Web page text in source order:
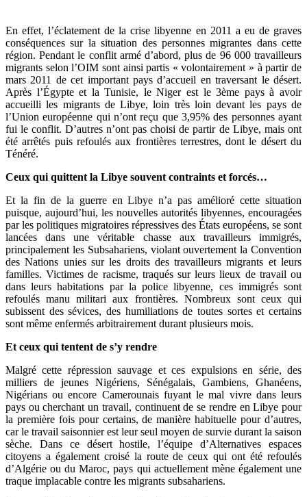
En effet, l’éclatement de la crise libyenne en 2011 a eu de graves
conséquences sur la situation des personnes migrantes dans cette
région. Pendant le conflit armé d’abord, plus de 96 000 travailleurs
migrants selon l’OIM sont ainsi partis « volontairement » à partir de
mars 2011 de cet important pays d’accueil en traversant le désert.
Après l’Égypte et la Tunisie, le Niger est le 3ème pays à avoir
accueilli les migrants de Libye, loin très loin devant les pays de
l’Union européenne qui n’ont reçu que 3,95% des personnes ayant
fui le conflit. D’autres n’ont pas choisi de partir de Libye, mais ont
été arrêtés puis refoulés aux frontières terrestres, dont le désert du
Ténéré.
Ceux qui quittent la Libye souvent contraints et forcés…
Et la fin de la guerre en Libye n’a pas amélioré cette situation
puisque, aujourd’hui, les nouvelles autorités libyennes, encouragées
par les politiques migratoires répressives des États européens, se sont
lancées dans une véritable chasse aux travailleurs immigrés,
principalement les Subsahariens, violant ouvertement la Convention
des Nations unies sur les droits des travailleurs migrants et leurs
familles. Victimes de racisme, traqués sur leurs lieux de travail ou
dans leurs habitations par la police libyenne, ces immigrés sont
refoulés manu militari aux frontières. Nombreux sont ceux qui
subissent des sévices, des humiliations de toutes sortes et certains
sont même enfermés arbitrairement durant plusieurs mois.
Et ceux qui tentent de s’y rendre
Malgré cette répression sauvage et ces expulsions en série, des
milliers de jeunes Nigériens, Sénégalais, Gambiens, Ghanéens,
Nigérians ou encore Camerounais fuyant le mal vivre dans leurs
pays ou cherchant un travail, continuent de se rendre en Libye pour
la première fois pour certains, de manière habituelle pour d’autres,
car le travail saisonnier est leur seul moyen de survie durant la saison
sèche. Dans ce désert hostile, l’équipe d’Alternatives espaces
citoyens a également croisé la route de ceux qui ont été refoulés
d’Algérie ou du Maroc, pays qui actuellement mène également une
traque implacable contre les migrants subsahariens.